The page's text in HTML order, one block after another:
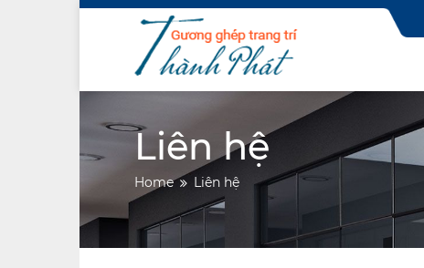
Skip
Liên hệ
Home Liên hệ